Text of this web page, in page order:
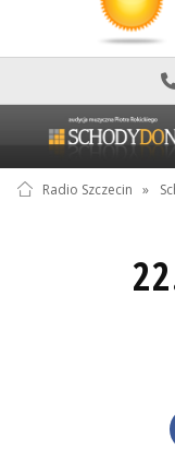
Radio Szczecin »